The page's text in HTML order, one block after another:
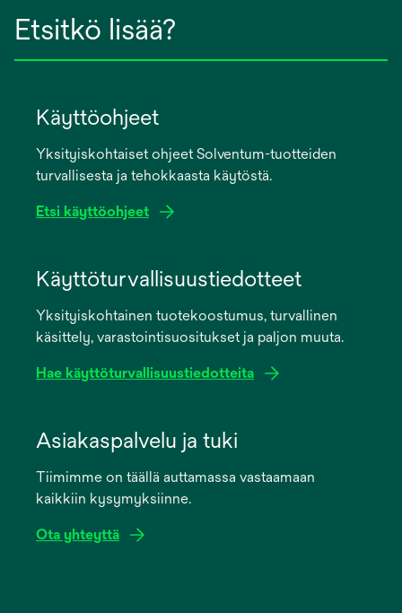
Etsitkö lisää?
Käyttöohjeet
Yksityiskohtaiset ohjeet Solventum-tuotteiden
turvallisesta ja tehokkaasta käytöstä.
Etsi käyttöohjeet
new
Käyttöturvallisuustiedotteet
Yksityiskohtainen tuotekoostumus, turvallinen
käsittely, varastointisuositukset ja paljon muuta.
Hae käyttöturvallisuustiedotteita
new
Asiakaspalvelu ja tuki
Tiimimme on täällä auttamassa vastaamaan
kaikkiin kysymyksiinne.
Ota yhteyttä